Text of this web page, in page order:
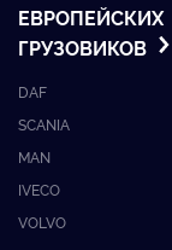
ЕВРОПЕЙСКИХ
ГРУЗОВИКОВ
DAF
SCANIA
MAN
IVECO
VOLVO